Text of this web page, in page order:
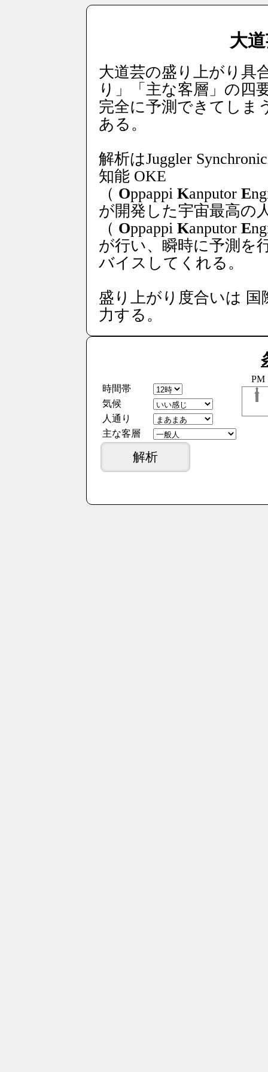
大
大道芸の盛り上がり具
り」「主な客層」の四
完全に予測できてしま
ある。
解析はJuggler
知能 OKE
（ Oppappi Kanputor E
が開発した宇宙最高の
（ Oppappi Kanputor E
が行い、瞬時に予測を
バイスしてくれる。
盛り上がり度合いは 国
力する。
時間帯
気候
人通り
主な客層
PM